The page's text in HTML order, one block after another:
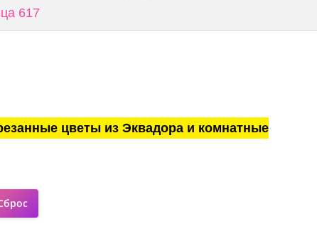
617
цветы из Эквадора и комнатные